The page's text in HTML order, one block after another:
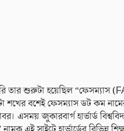
তার শুরুটা হয়েছিল “ফেসম্যাস
শখের বশেই ফেসম্যাস ডট কম
জুকারবার্গ হার্ভার্ড